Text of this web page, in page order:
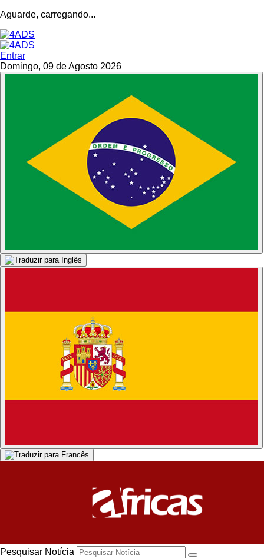
Aguarde, carregando...
Entrar
Domingo, 09 de Agosto 2026
Pesquisar Notícia